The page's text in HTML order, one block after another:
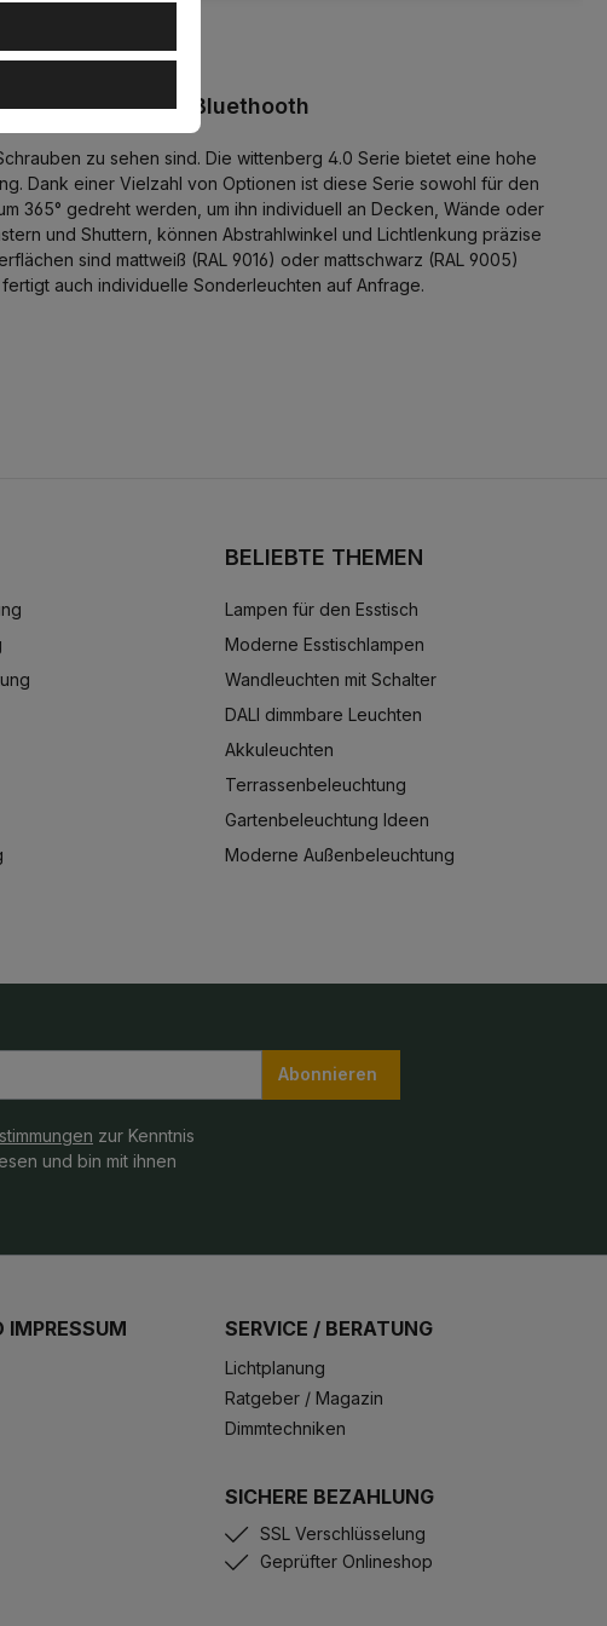
Flood 38°, Bluethooth
zu sehen sind. Die wittenberg 4.0 Serie bietet eine hohe
Dank einer Vielzahl von Optionen ist diese Serie sowohl für den
365° gedreht werden, um ihn individuell an Decken, Wände oder
und Shuttern, können Abstrahlwinkel und Lichtlenkung präzise
sind mattweiß (RAL 9016) oder mattschwarz (RAL 9005)
auch individuelle Sonderleuchten auf Anfrage.
BELIEBTE THEMEN
Lampen für den Esstisch
Moderne Esstischlampen
Wandleuchten mit Schalter
DALI dimmbare Leuchten
Akkuleuchten
Terrassenbeleuchtung
Gartenbeleuchtung Ideen
Moderne Außenbeleuchtung
Abonnieren
zur Kenntnis
und bin mit ihnen
IMPRESSUM SERVICE / BERATUNG
Lichtplanung
Ratgeber / Magazin
Dimmtechniken
SICHERE BEZAHLUNG
SSL Verschlüsselung
Geprüfter Onlineshop